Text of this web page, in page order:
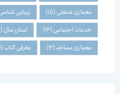
معماری صنعتی(15) زیبایی شناسی(14)
خدمات اجتماعی(13) استان سال(12)
معماری مساجد(12) معرفی کتاب(11)